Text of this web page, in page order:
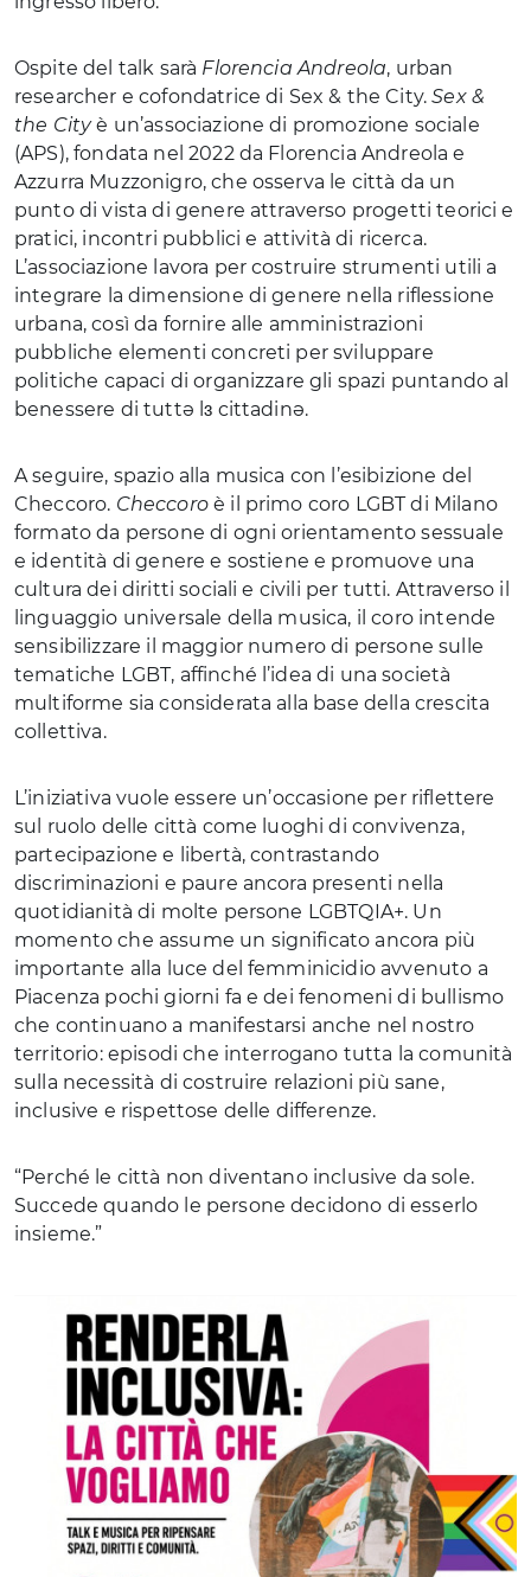
Ospite del talk sarà Florencia Andreola, urban
researcher e cofondatrice di Sex & the City.Sex &
the Cityè un’associazione di promozione sociale
(APS), fondata nel 2022 da Florencia Andreola e
Azzurra Muzzonigro, che osserva le città da un
punto di vista di genere attraverso progetti teorici e
pratici, incontri pubblici e attività di ricerca.
L’associazione lavora per costruire strumenti utili a
integrare la dimensione di genere nella riflessione
urbana, così da fornire alle amministrazioni
pubbliche elementi concreti per sviluppare
politiche capaci di organizzare gli spazi puntando al
benessere di tuttə lɜ cittadinə.
A seguire, spazio alla musica con l’esibizione del
Checcoro. Checcoroè il primo coro LGBT di Milano
formato da persone di ogni orientamento sessuale
e identità di genere e sostiene e promuove una
cultura dei diritti sociali e civili per tutti. Attraverso il
linguaggio universale della musica, il coro intende
sensibilizzare il maggior numero di persone sulle
tematiche LGBT, affinché l’idea di una società
multiforme sia considerata alla base della crescita
collettiva.
L’iniziativa vuole essere un’occasione per riflettere
sul ruolo delle città come luoghi di convivenza,
partecipazione e libertà, contrastando
discriminazioni e paure ancora presenti nella
quotidianità di molte persone LGBTQIA+. Un
momento che assume un significato ancora più
importante alla luce del femminicidio avvenuto a
Piacenza pochi giorni fa e dei fenomeni di bullismo
che continuano a manifestarsi anche nel nostro
territorio: episodi che interrogano tutta la comunità
sulla necessità di costruire relazioni più sane,
inclusive e rispettose delle differenze.
“Perché le città non diventano inclusive da sole.
Succede quando le persone decidono di esserlo
insieme.”